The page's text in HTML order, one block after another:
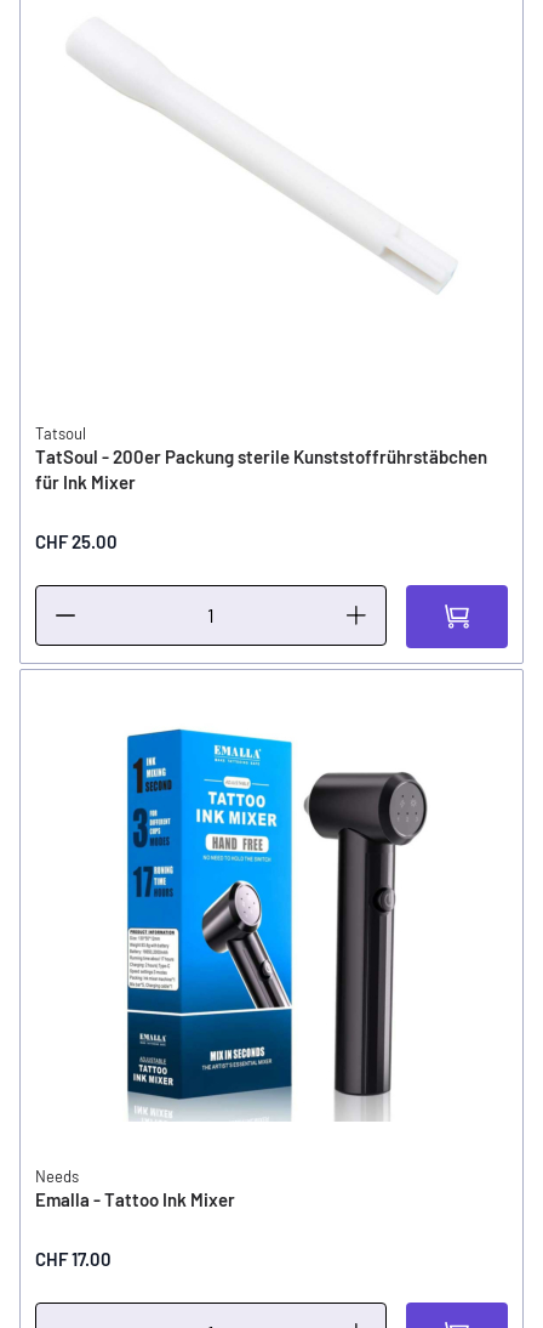
Tatsoul
TatSoul - 200er Packung sterile Kunststoffrührstäbchen
für Ink Mixer
CHF 25.00
Needs
Emalla - Tattoo Ink Mixer
CHF 17.00